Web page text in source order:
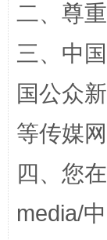
二、尊
三、中
国公众
等传媒
四、您
media/